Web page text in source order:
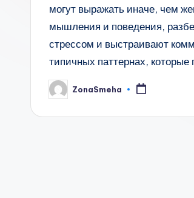
могут выражать иначе, чем
мышления и поведения,
стрессом и выстраивают
типичных паттернах, которые
Запись
от
ZonaSmeha